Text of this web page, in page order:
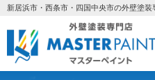
新居浜市・西条市・四国中央市の外壁塗装